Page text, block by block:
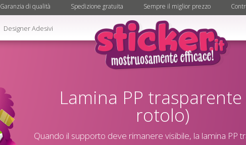
Lamina PP trasparente
rotolo)
Quando il supporto deve rimanere visibile, la lamina PP
Designer Adesivi
Garanzia di qualità Spedizione gratuita Sempre il miglior prezzo